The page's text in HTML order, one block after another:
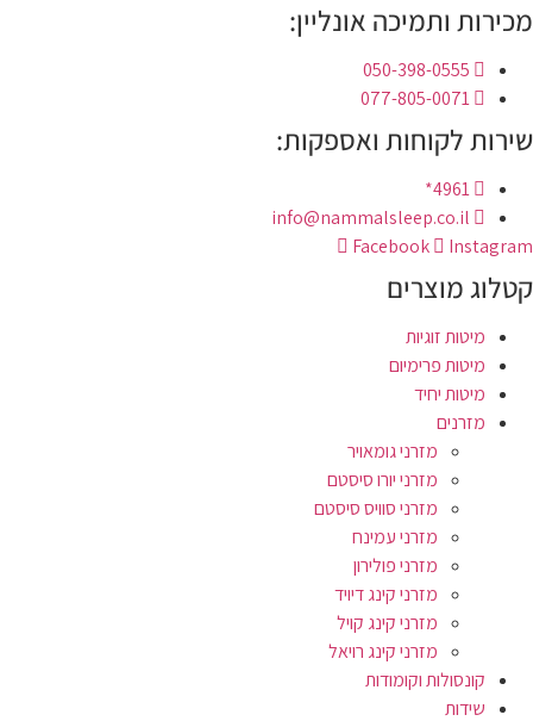
מכירות ותמיכה אונליין:
050-398-0555
077-805-0071
שירות לקוחות ואספקות:
4961*
info@nammalsleep.co.il
Facebook
Instagram
קטלוג מוצרים
מיטות זוגיות
מיטות פרימיום
מיטות יחיד
מזרנים
מזרני גומאויר
מזרני יורו סיסטם
מזרני סוויס סיסטם
מזרני עמינח
מזרני פולירון
מזרני קינג דיויד
מזרני קינג קויל
מזרני קינג רויאל
קונסולות וקומודות
שידות